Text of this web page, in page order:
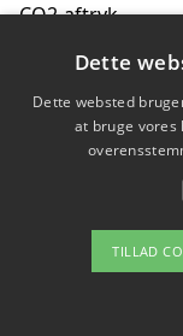
CO2-aftryk
Hvordan
hverdag
Om /
Dette
Dette websted
at bruge vores
TILLAD